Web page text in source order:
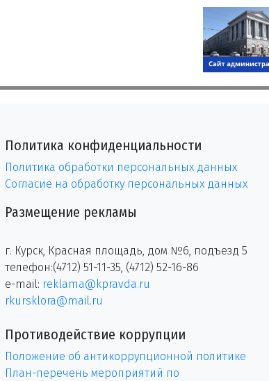
Политика конфиденциальности
Политика обработки персональных данных
Согласие на обработку персональных данных
Размещение рекламы
г. Курск, Красная площадь, дом №6, подъезд 5
телефон:(4712) 51-11-35, (4712) 52-16-86
e-mail: reklama@kpravda.ru
rkursklora@mail.ru
Противодействие коррупции
Положение об антикоррупционной политике
План-перечень мероприятий по